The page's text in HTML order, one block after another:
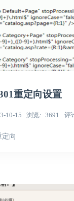
重定向设置
10-15 浏览 3691 评
定向